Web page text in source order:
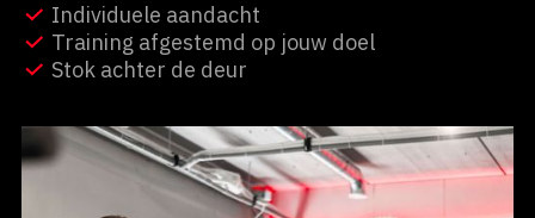
Individuele aandacht
Training afgestemd op jouw doel
Stok achter de deur